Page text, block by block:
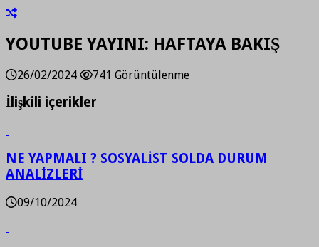
YOUTUBE YAYINI: HAFTAYA BAKIŞ
26/02/2024 741 Görüntülenme
İlişkili içerikler
NE YAPMALI ? SOSYALİST SOLDA DURUM
ANALİZLERİ
09/10/2024